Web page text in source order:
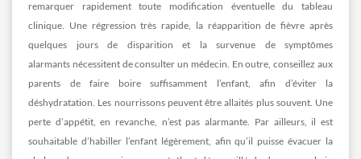
remarquer rapidement toute modification éventuelle du tableau
clinique. Une régression très rapide, la réapparition de fièvre après
quelques jours de disparition et la survenue de symptômes
alarmants nécessitent de consulter un médecin. En outre, conseillez aux
parents de faire boire suffisamment l’enfant, afin d’éviter la
déshydratation. Les nourrissons peuvent être allaités plus souvent. Une
perte d’appétit, en revanche, n’est pas alarmante. Par ailleurs, il est
souhaitable d’habiller l’enfant légèrement, afin qu’il puisse évacuer la